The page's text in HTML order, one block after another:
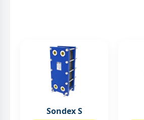
Sondex S